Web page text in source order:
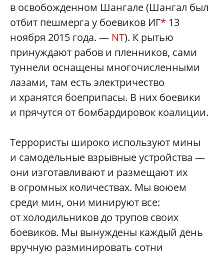
в освобожденном Шангале (Шангал был
отбит пешмерга у боевиков ИГ* 13
ноября 2015 года. — NT). К рытью
принуждают рабов и пленников, сами
туннели оснащены многочисленными
лазами, там есть электричество
и хранятся боеприпасы. В них боевики
и прячутся от бомбардировок коалиции.
Террористы широко используют мины
и самодельные взрывные устройства —
они изготавливают и размещают их
в огромных количествах. Мы воюем
среди мин, они минируют все:
от холодильников до трупов своих
боевиков. Мы вынуждены каждый день
вручную разминировать сотни